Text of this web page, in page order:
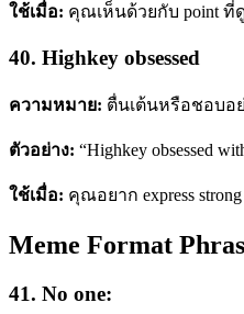
ใช้เมื่อ: คุณเห็นด้วยกับ point ที่ดู
40. Highkey obsessed
ความหมาย: ตื่นเต้นหรือชอบอ
ตัวอย่าง: “Highkey obsessed
ใช้เมื่อ: คุณอยาก express
Meme Format
41. No one: